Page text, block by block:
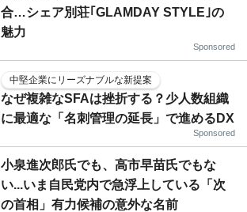
合…シェア別荘｢GLAMDAY STYLE｣の
魅力
Sponsored
中堅企業にリーズナブルな新提案
なぜ複雑なSFAは挫折する？少人数組織
に最適な「名刺管理の延長」で進めるDX
Sponsored
小泉進次郎氏でも、高市早苗氏でもな
い...いま自民党内で急浮上している「次
の首相」有力候補の意外な名前